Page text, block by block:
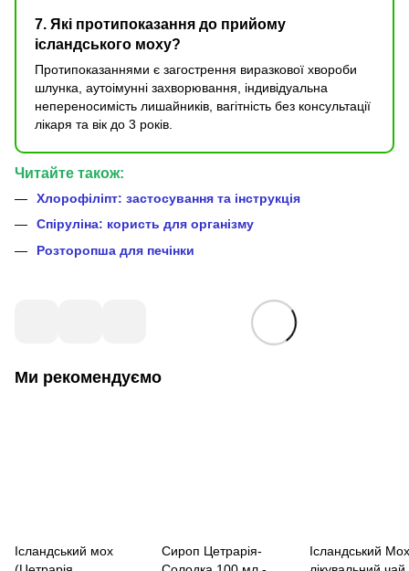
7. Які протипоказання до прийому
ісландського моху?
Протипоказаннями є загострення виразкової хвороби
шлунка, аутоімунні захворювання, індивідуальна
непереносимість лишайників, вагітність без консультації
лікаря та вік до 3 років.
Читайте також:
Хлорофіліпт: застосування та інструкція
Спіруліна: користь для організму
Розторопша для печінки
Ми рекомендуємо
Ісландський мох
Сироп Цетрарія-
Ісландський Мох